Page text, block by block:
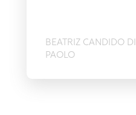
BEATRIZ CANDIDO DI
PAOLO